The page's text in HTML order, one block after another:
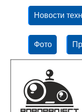
Новости
Фото